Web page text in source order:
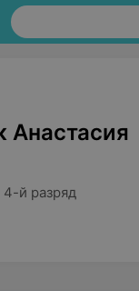
Анастасия
й разряд